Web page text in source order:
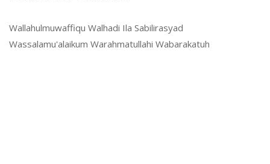
Wallahulmuwaffiqu Walhadi Ila Sabilirasyad
Wassalamu'alaikum Warahmatullahi Wabarakatuh